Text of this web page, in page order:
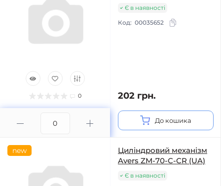
0
Є в наявності
Код: 00035652
202 грн.
До кошика
new
Циліндровий механізм
Avers ZM-70-C-CR (UA)
Є в наявності